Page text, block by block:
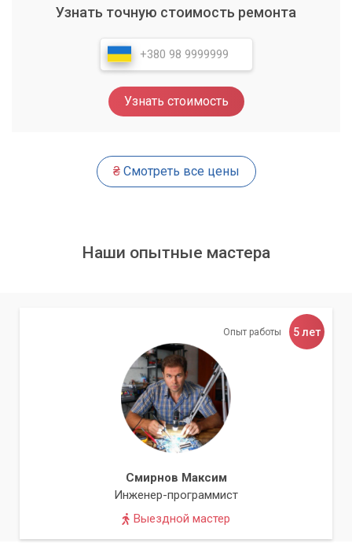
Наши преимущества в ремонте Apple TV
Мы используем только оригинальные или
гарантирует долгий срок службы восстановленного
разъема. Наши специалисты обладают обширным опытом
элементов. Мы предлагаем оперативное выполнение
работ, чтобы вы могли как можно скорее наслаждаться
Доверьте ремонт своей техники
профессионалам. Мы гарантируем качество и
Процесс замены разъема WAN/LAN на Apple TV включает
в себя несколько этапов, каждый из которых требует
аккуратности и профессионализма.
Этапы ремонта Apple TV
Тщательная диагностика устройства для выявления
точной причины неисправности.
Аккуратная разборка корпуса Apple TV.
Узнать точную стоимость ремонта
Узнать стоимость
₴Смотреть все цены
Наши опытные мастера
Опыт работы 5 лет
Смирнов Максим
Инженер-программист
Выездной мастер